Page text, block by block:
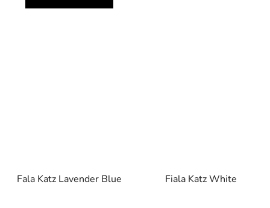
Fala Katz Lavender Blue Fiala Katz White